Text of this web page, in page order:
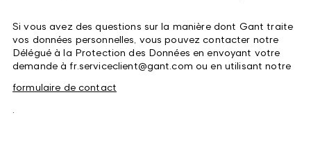
Si vous avez des questions sur la manière dont Gant traite
vos données personnelles, vous pouvez contacter notre
Délégué à la Protection des Données en envoyant votre
demande à fr.serviceclient@gant.com ou en utilisant notre
formulaire de contact